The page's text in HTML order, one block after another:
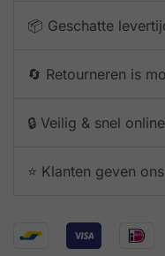
📦 Geschatte
🔄 Retourneren is
🔒 Veilig & snel
⭐️ Klanten geven